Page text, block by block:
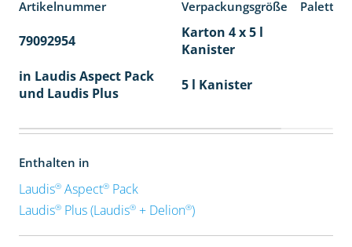
Artikelnummer Verpackungsgröße
79092954
Karton 4 x 5 l
Kanister
in Laudis Aspect Pack
und Laudis Plus
5 l Kanister
Enthalten in
Laudis®Aspect®Pack
Laudis®Plus (Laudis®+ Delion®)